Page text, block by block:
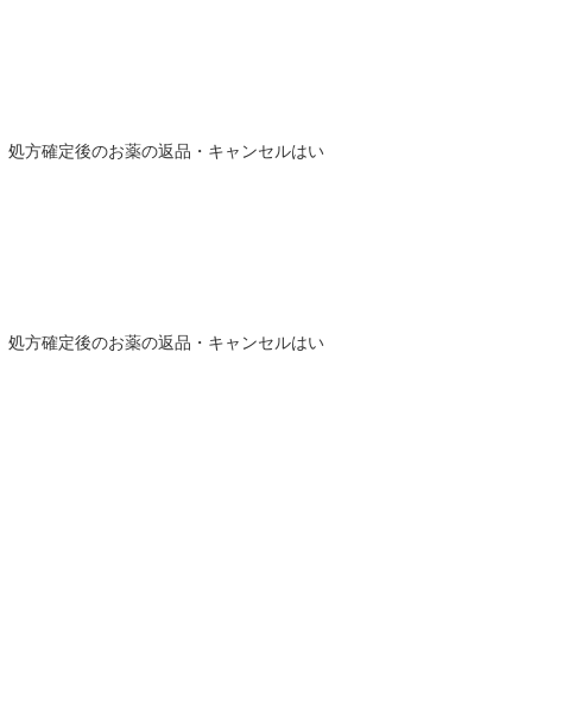
方確定後のお薬の返品・キャンセルはい
方確定後のお薬の返品・キャンセルはい